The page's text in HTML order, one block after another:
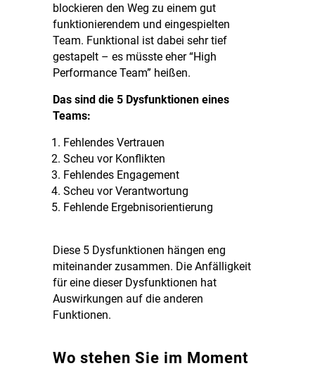
blockieren den Weg zu einem gut
funktionierendem und eingespielten
Team. Funktional ist dabei sehr tief
gestapelt – es müsste eher “High
Performance Team” heißen.
Das sind die 5 Dysfunktionen eines
Teams:
Fehlendes Vertrauen
Scheu vor Konflikten
Fehlendes Engagement
Scheu vor Verantwortung
Fehlende Ergebnisorientierung
Diese 5 Dysfunktionen hängen eng
miteinander zusammen. Die Anfälligkeit
für eine dieser Dysfunktionen hat
Auswirkungen auf die anderen
Funktionen.
Wo stehen Sie im Moment